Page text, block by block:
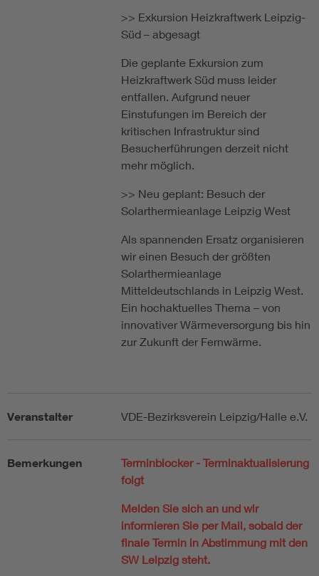
>> Exkursion Heizkraftwerk Leipzig-
Süd – abgesagt
Die geplante Exkursion zum
Heizkraftwerk Süd muss leider
entfallen. Aufgrund neuer
Einstufungen im Bereich der
kritischen Infrastruktur sind
Besucherführungen derzeit nicht
mehr möglich.
>> Neu geplant: Besuch der
Solarthermieanlage Leipzig West
Als spannenden Ersatz organisieren
wir einen Besuch der größten
Solarthermieanlage
Mitteldeutschlands in Leipzig West.
Ein hochaktuelles Thema – von
innovativer Wärmeversorgung bis hin
zur Zukunft der Fernwärme.
Veranstalter VDE-Bezirksverein Leipzig/Halle e.V.
Bemerkungen
Terminblocker - Terminaktualisierung
folgt
Melden Sie sich an und wir
informieren Sie per Mail, sobald der
finale Termin in Abstimmung mit den
SW Leipzig steht.